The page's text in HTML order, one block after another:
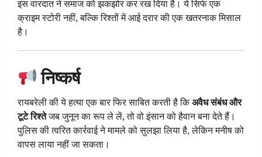
इस वारदात ने समाज को झकझोर कर रख दिया है। ये सिर्फ एक
क्राइम स्टोरी नहीं, बल्कि रिश्तों में आई दरार की एक खतरनाक मिसाल
है।
निष्कर्ष
रायबरेली की ये हत्या एक बार फिर साबित करती है किअवैध संबंध और
टूटे रिश्तेजब जुनून का रूप ले लें, तो वो इंसान को हैवान बना देते हैं।
पुलिस की त्वरित कार्रवाई ने मामले को सुलझा लिया है, लेकिन मनीष को
वापस लाया नहीं जा सकता।